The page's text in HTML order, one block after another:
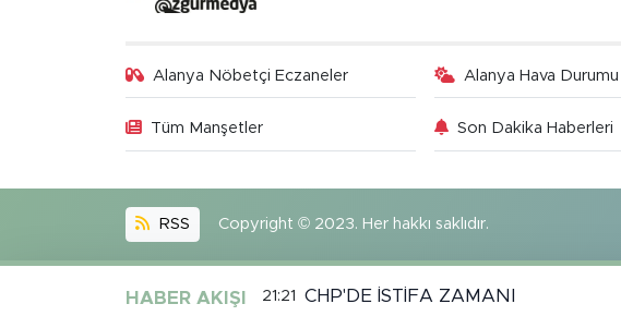
Alanya Nöbetçi Eczaneler Alanya Hava Durumu
Tüm Manşetler Son Dakika Haberleri
RSS Copyright © 2023. Her hakkı saklıdır.
HABER AKIŞI 21:21 CHP'DE İSTİFA ZAMANI